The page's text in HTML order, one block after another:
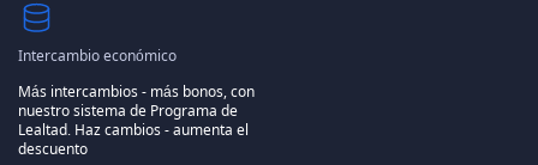
Intercambio económico
Más intercambios - más bonos, con
nuestro sistema de Programa de
Lealtad. Haz cambios - aumenta el
descuento